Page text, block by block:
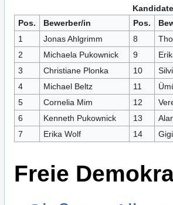
Pos.
Bewerber/in Pos.
1
Jonas Ahlgrimm 8
2
Michaela Pukownick 9
3
Christiane Plonka 10
4
Michael Beltz 11
5
Cornelia Mim 12
6
Kenneth Pukownick 13
7
Erika Wolf 14
Freie